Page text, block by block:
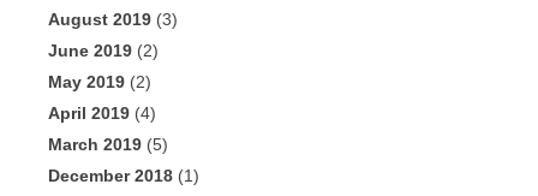
August 2019 (3)
June 2019 (2)
May 2019 (2)
April 2019 (4)
March 2019 (5)
December 2018 (1)